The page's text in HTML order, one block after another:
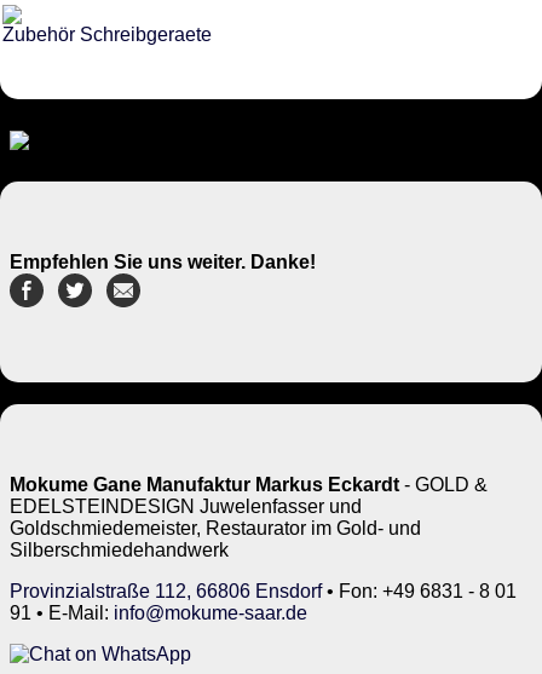
Zubehör Schreibgeraete
Empfehlen Sie uns weiter. Danke!
Mokume Gane Manufaktur Markus Eckardt - GOLD &
EDELSTEINDESIGN Juwelenfasser und
Goldschmiedemeister, Restaurator im Gold- und
Silberschmiedehandwerk
Provinzialstraße 112, 66806 Ensdorf• Fon: +49 6831 - 8 01
91 • E-Mail: info@mokume-saar.de